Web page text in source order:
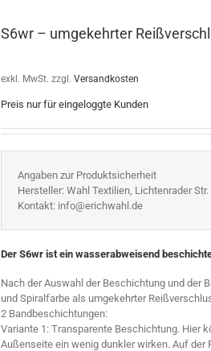
S6wr – umgekehrter
exkl. MwSt. zzgl. Versandkosten
Preis nur für eingeloggte Kunden
Angaben zur Produktsicherheit
Hersteller: Wahl Textilien, Lichtenrader
Kontakt: info@erichwahl.de
Der S6wr ist ein wasserabweisend
Nach der Auswahl der Beschichtung und der
und Spiralfarbe als umgekehrter
2 Bandbeschichtungen:
Variante 1: Transparente Beschichtung. Hier
Außenseite ein wenig dunkler wirken. Auf